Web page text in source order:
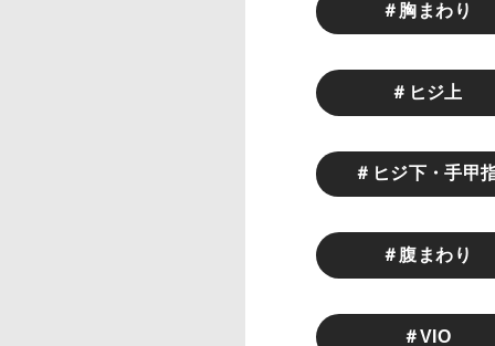
＃胸まわり
＃ヒジ上
＃ヒジ下・手甲
＃腹まわり
＃VIO